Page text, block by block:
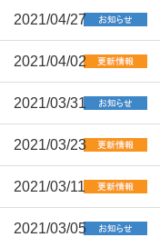
2021/04/27
2021/04/02
2021/03/31
2021/03/23
2021/03/11
2021/03/05